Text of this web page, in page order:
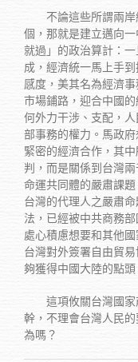
不論這些所謂兩岸
個，那就是建立邁向
就過」的政治算計：
成，經濟統一馬上手
感度，美其名為經濟
市場鋪路，迎合中國
何外力干涉、支配，
部事務的權力。馬政
緊密的經濟合作，其
判，而是關係到台灣
命運共同體的嚴肅課
台灣的代理人之嚴肅
法，已經被中共商務
處心積慮想要和其他
台灣對外簽署自由貿
夠獲得中國大陸的點頭
這項攸關台灣國家
幹，不理會台灣人民
為嗎？